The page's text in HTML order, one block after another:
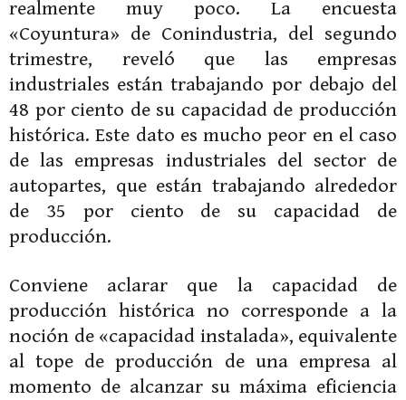
realmente muy poco. La encuesta
«Coyuntura» de Conindustria, del segundo
trimestre, reveló que las empresas
industriales están trabajando por debajo del
48 por ciento de su capacidad de producción
histórica. Este dato es mucho peor en el caso
de las empresas industriales del sector de
autopartes, que están trabajando alrededor
de 35 por ciento de su capacidad de
producción.
Conviene aclarar que la capacidad de
producción histórica no corresponde a la
noción de «capacidad instalada», equivalente
al tope de producción de una empresa al
momento de alcanzar su máxima eficiencia